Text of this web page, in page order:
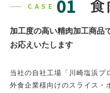
加工度の高い精肉加工商品
お応えいたします
当社の自社工場「川崎塩浜プ
外食企業様向けのスライス・